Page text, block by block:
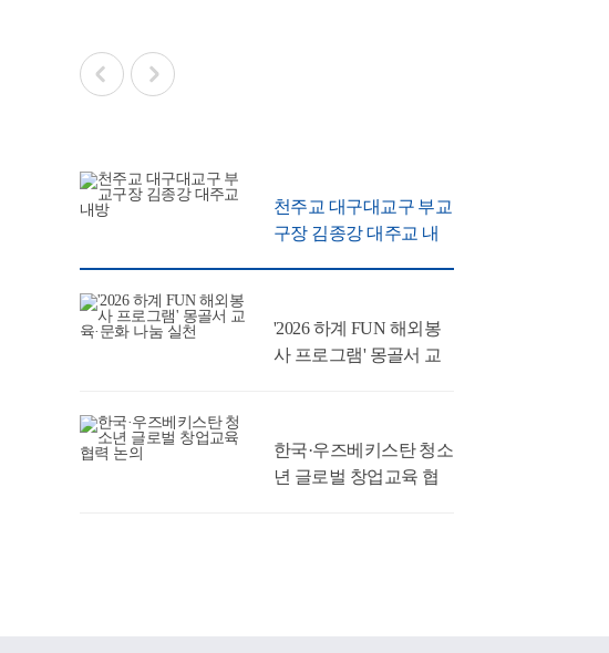
천주교 대구대교구 부교
구장 김종강 대주교 내
'2026 하계 FUN 해외봉
사 프로그램' 몽골서 교
한국·우즈베키스탄 청소
년 글로벌 창업교육 협